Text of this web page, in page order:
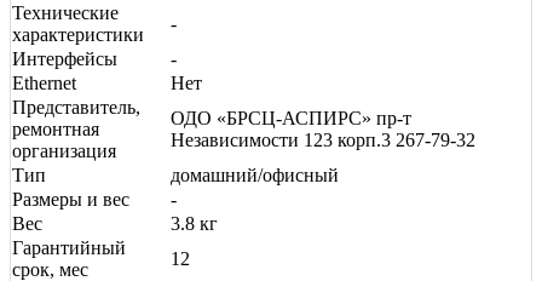
Технические
характеристики
-
Интерфейсы
-
Ethernet
Нет
Представитель,
ремонтная
организация
ОДО «БРСЦ-АСПИРС» пр-т
Независимости 123 корп.3 267-79-32
Тип
домашний/офисный
Размеры и вес
-
Вес
3.8 кг
Гарантийный
срок, мес
12